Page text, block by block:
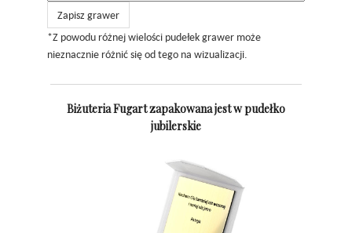
Zapisz grawer
*Z powodu różnej wielości pudełek grawer może
nieznacznie różnić się od tego na wizualizacji.
Biżuteria Fugart zapakowana jest w pudełko
jubilerskie